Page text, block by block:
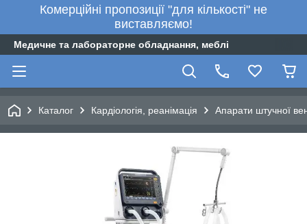
Комерційні пропозиції "для кількості" не
виставляємо!
Медичне та лабораторне обладнання, меблі
Каталог Кардіологія, реанімація Апарати штучної